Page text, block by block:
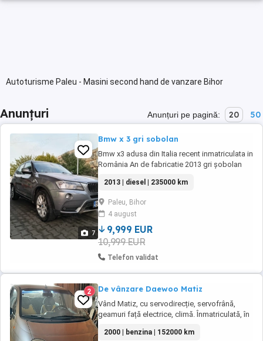
Autoturisme Paleu - Masini second hand de vanzare Bihor
Anunțuri Anunțuri pe pagină: 20 50
7
Bmw x 3 gri sobolan
Bmw x3 adusa din Italia recent inmatriculata in
România An de fabricatie 2013 gri șobolan
oglinzile heliomate Trapa dublă Arsta foarte
bine
2013 | diesel | 235000 km
Paleu, Bihor
4 august
9,999 EUR
10,999 EUR
Telefon validat
2 De vânzare Daewoo Matiz
Vând Matiz, cu servodirecție, servofrână,
geamuri față electrice, climă. Înmatriculată, în
de fabricație 2000, 152000 km. Proprietar unic
2000 | benzina | 152000 km